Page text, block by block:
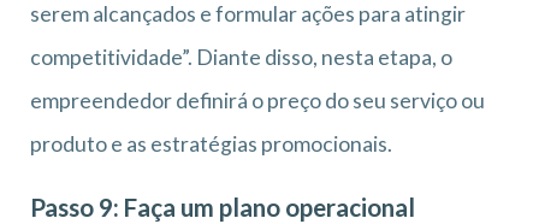
serem alcançados e formular ações para atingir
competitividade”. Diante disso, nesta etapa, o
empreendedor definirá o preço do seu serviço ou
produto e as estratégias promocionais.
Passo 9: Faça um plano operacional